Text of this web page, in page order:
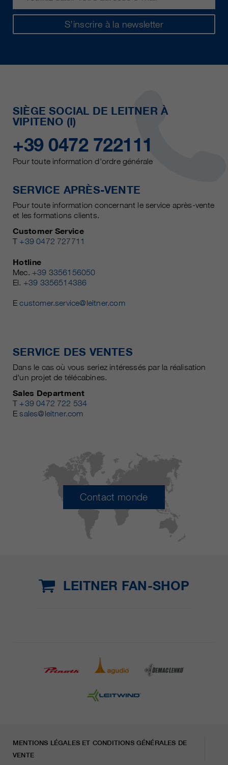
S’inscrire à la newsletter
SIÈGE SOCIAL DE LEITNER À
VIPITENO (I)
+39 0472 722111
Pour toute information d'ordre générale
SERVICE APRÈS-VENTE
Pour toute information concernant le service après-vente
et les formations clients.
Customer Service
T +39 0472 727711
Hotline
Mec. +39 3356156050
El. +39 3356514386
Ecustomer.service@leitner.com
SERVICE DES VENTES
Dans le cas où vous seriez intéressés par la réalisation
d'un projet de télécabines.
Sales Department
T +39 0472 722 534
Esales@leitner.com
Contact monde
LEITNER FAN-SHOP
MENTIONS LÉGALES ET CONDITIONS GÉNÉRALES DE
VENTE